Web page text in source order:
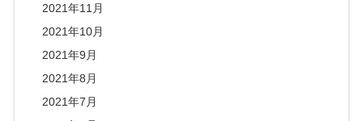
2021年11月
2021年10月
2021年9月
2021年8月
2021年7月